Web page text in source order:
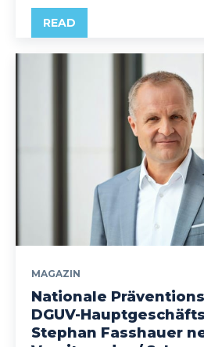
READ
MAGAZIN
Nationale
DGUV-
Stephan Fasshauer